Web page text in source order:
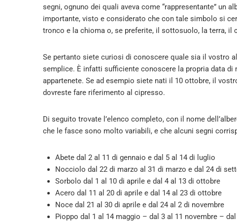
segni, ognuno dei quali aveva come “rappresentante” un
importante, visto e considerato che con tale simbolo si
tronco e la chioma o, se preferite, il sottosuolo, la terra, il
Se pertanto siete curiosi di conoscere quale sia il vostro
semplice. È infatti sufficiente conoscere la propria data
appartenete. Se ad esempio siete nati il 10 ottobre, il
dovreste fare riferimento al cipresso.
Di seguito trovate l’elenco completo, con il nome
che le fasce sono molto variabili, e che alcuni segni
Abete dal 2 al 11 di gennaio e dal 5 al 14 di luglio
Nocciolo dal 22 di marzo al 31 di marzo e dal 24 di
Sorbolo dal 1 al 10 di aprile e dal 4 al 13 di ottobre
Acero dal 11 al 20 di aprile e dal 14 al 23 di ottobre
Noce dal 21 al 30 di aprile e dal 24 al 2 di novembre
Pioppo dal 1 al 14 maggio – dal 3 al 11 novembre –